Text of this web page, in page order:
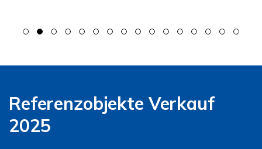
Referenzobjekte Verkauf
2025